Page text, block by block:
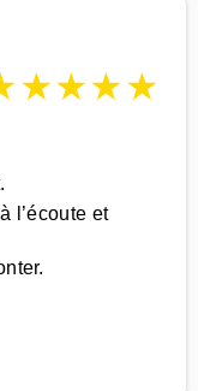
★★★★
l’écoute et